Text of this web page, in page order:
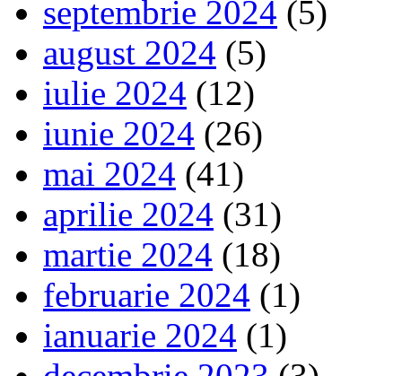
septembrie 2024 (5)
august 2024 (5)
iulie 2024 (12)
iunie 2024 (26)
mai 2024 (41)
aprilie 2024 (31)
martie 2024 (18)
februarie 2024 (1)
ianuarie 2024 (1)